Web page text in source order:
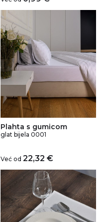
Plahta s gumicom
glat bijela 0001
Već od 22,32 €